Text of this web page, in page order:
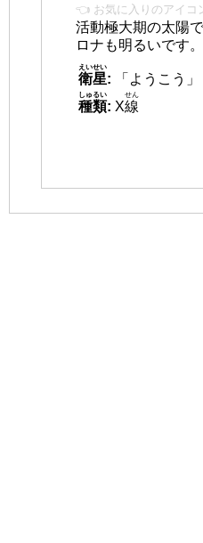
👈 お気に入りのアイコ
活動極大期の太陽
ロナも明るいです。
衛星
えいせい
:
「ようこう」
種類
しゅるい
: X線
せん